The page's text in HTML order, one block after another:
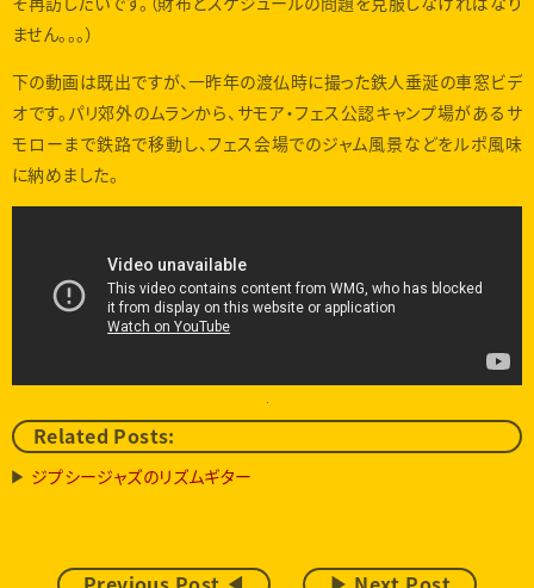
ません。。。）
下の動画は既出ですが、一昨年の渡仏時に撮った鉄人垂涎の車窓ビデ
オです。パリ郊外のムランから、サモア・フェス公認キャンプ場があるサ
モローまで鉄路で移動し、フェス会場でのジャム風景などをルポ風味
に納めました。
Related Posts:
ジプシージャズのリズムギター